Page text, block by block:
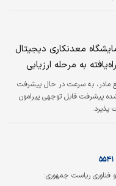
معدنکاری دیجیتال
به مرحله ارزیابی
مادر، به سرعت در حال پیشرفت
پیشرفت قابل توجهی پیرامون
پذیرد.
فناوری ریاست جمهوری: